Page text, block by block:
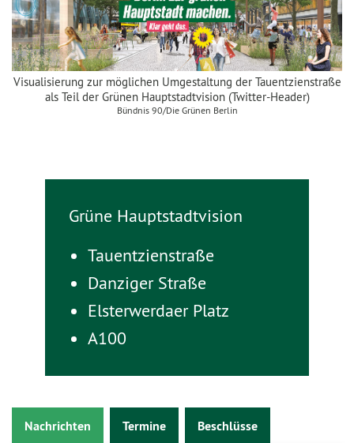
Visualisierung zur möglichen Umgestaltung der Tauentzienstraße
als Teil der Grünen Hauptstadtvision (Twitter-Header)
Bündnis 90/Die Grünen Berlin
Grüne Hauptstadtvision
Tauentzienstraße
Danziger Straße
Elsterwerdaer Platz
A100
Nachrichten Termine Beschlüsse